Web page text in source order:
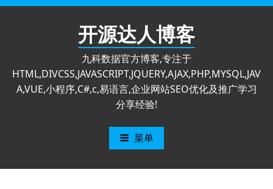
跳
开源达人博客
九科数据官方博客,专注于
HTML,DIVCSS,JAVASCRIPT,JQUERY,AJAX,PHP,MYSQL,JAV
A,VUE,小程序,C#,c,易语言,企业网站SEO优化及推广学习
分享经验!
菜单